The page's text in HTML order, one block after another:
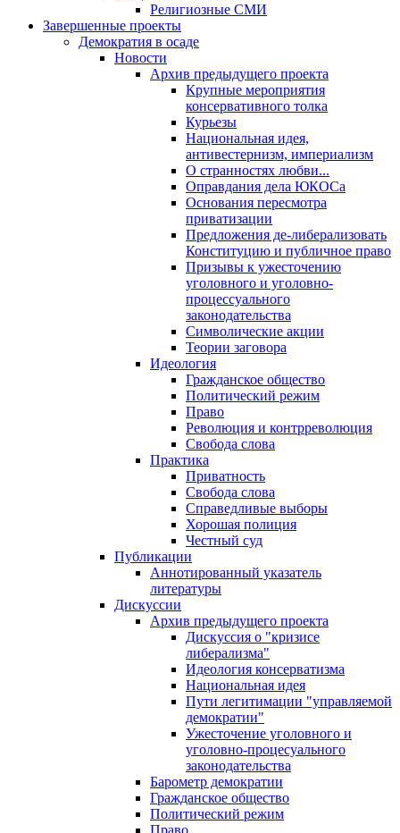
Религиозные СМИ
Завершенные проекты
Демократия в осаде
Новости
Архив предыдущего проекта
Крупные мероприятия
консервативного толка
Курьезы
Национальная идея,
антивестернизм, империализм
О странностях любви...
Оправдания дела ЮКОСа
Основания пересмотра
приватизации
Предложения де-либерализовать
Конституцию и публичное право
Призывы к ужесточению
уголовного и уголовно-
процессуального
законодательства
Символические акции
Теории заговора
Идеология
Гражданское общество
Политический режим
Право
Революция и контрреволюция
Свобода слова
Практика
Приватность
Свобода слова
Справедливые выборы
Хорошая полиция
Честный суд
Публикации
Аннотированный указатель
литературы
Дискуссии
Архив предыдущего проекта
Дискуссия о "кризисе
либерализма"
Идеология консерватизма
Национальная идея
Пути легитимации "управляемой
демократии"
Ужесточение уголовного и
уголовно-процесуального
законодательства
Барометр демократии
Гражданское общество
Политический режим
Право